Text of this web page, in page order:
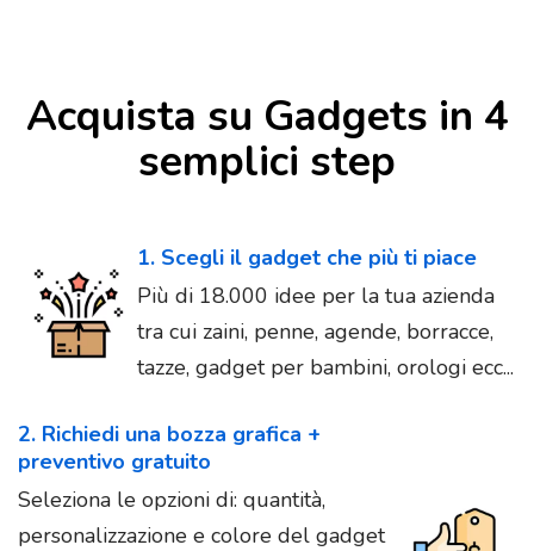
Acquista su Gadgets in 4
semplici step
1. Scegli il gadget che più ti piace
Più di 18.000 idee per la tua azienda
tra cui zaini, penne, agende, borracce,
tazze, gadget per bambini, orologi ecc...
2. Richiedi una bozza grafica +
preventivo gratuito
Seleziona le opzioni di: quantità,
personalizzazione e colore del gadget